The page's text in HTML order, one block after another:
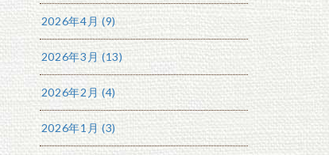
2026年4月 (9)
2026年3月 (13)
2026年2月 (4)
2026年1月 (3)